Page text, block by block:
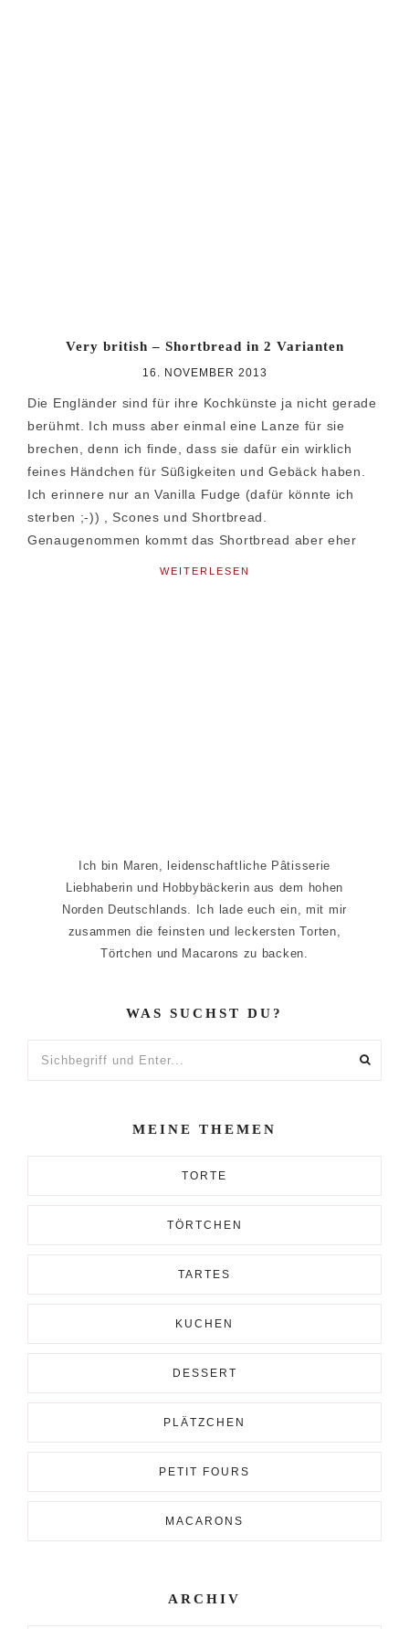
Very british – Shortbread in 2 Varianten
16. NOVEMBER 2013
Die Engländer sind für ihre Kochkünste ja nicht gerade
berühmt. Ich muss aber einmal eine Lanze für sie
brechen, denn ich finde, dass sie dafür ein wirklich
feines Händchen für Süßigkeiten und Gebäck haben.
Ich erinnere nur an Vanilla Fudge (dafür könnte ich
sterben ;-)) , Scones und Shortbread.
Genaugenommen kommt das Shortbread aber eher
WEITERLESEN
Ich bin Maren, leidenschaftliche Pâtisserie
Liebhaberin und Hobbybäckerin aus dem hohen
Norden Deutschlands. Ich lade euch ein, mit mir
zusammen die feinsten und leckersten Torten,
Törtchen und Macarons zu backen.
WAS SUCHST DU?
MEINE THEMEN
TORTE
TÖRTCHEN
TARTES
KUCHEN
DESSERT
PLÄTZCHEN
PETIT FOURS
MACARONS
ARCHIV